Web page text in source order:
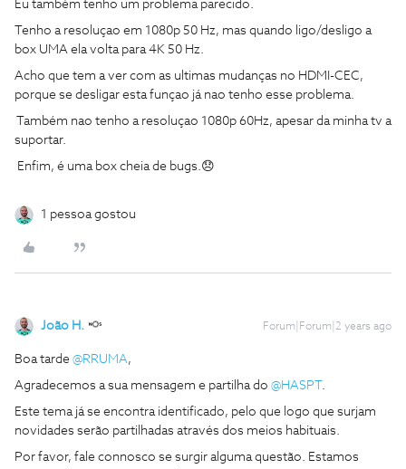
Eu também tenho um problema parecido.
Tenho a resoluçao em 1080p 50 Hz, mas quando ligo/desligo a
box UMA ela volta para 4K 50 Hz.
Acho que tem a ver com as ultimas mudanças no HDMI-CEC,
porque se desligar esta funçao já nao tenho esse problema.
Também nao tenho a resoluçao 1080p 60Hz, apesar da minha tv a
suportar.
Enfim, é uma box cheia de bugs.😞
1 pessoa gostou
João H. Forum|Forum|2 years ago
Boa tarde @RRUMA,
Agradecemos a sua mensagem e partilha do @HASPT .
Este tema já se encontra identificado, pelo que logo que surjam
novidades serão partilhadas através dos meios habituais.
Por favor, fale connosco se surgir alguma questão. Estamos